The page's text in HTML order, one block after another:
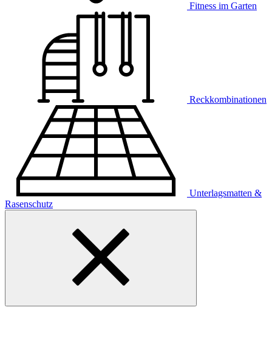
Fitness im Garten
Reckkombinationen
Unterlagsmatten &
Rasenschutz